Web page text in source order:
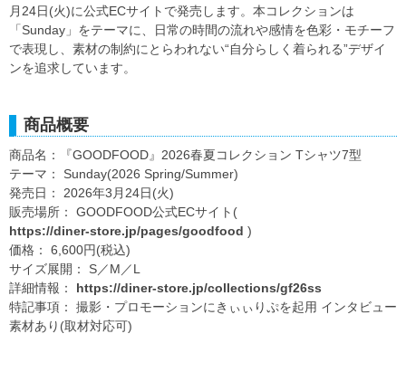
月24日(火)に公式ECサイトで発売します。本コレクションは
「Sunday」をテーマに、日常の時間の流れや感情を色彩・モチーフ
で表現し、素材の制約にとらわれない“自分らしく着られる”デザイ
ンを追求しています。
商品概要
商品名：『GOODFOOD』2026春夏コレクション Tシャツ7型
テーマ： Sunday(2026 Spring/Summer)
発売日： 2026年3月24日(火)
販売場所： GOODFOOD公式ECサイト(
https://diner-store.jp/pages/goodfood )
価格： 6,600円(税込)
サイズ展開： S／M／L
詳細情報： https://diner-store.jp/collections/gf26ss
特記事項： 撮影・プロモーションにきぃぃりぷを起用 インタビュー
素材あり(取材対応可)